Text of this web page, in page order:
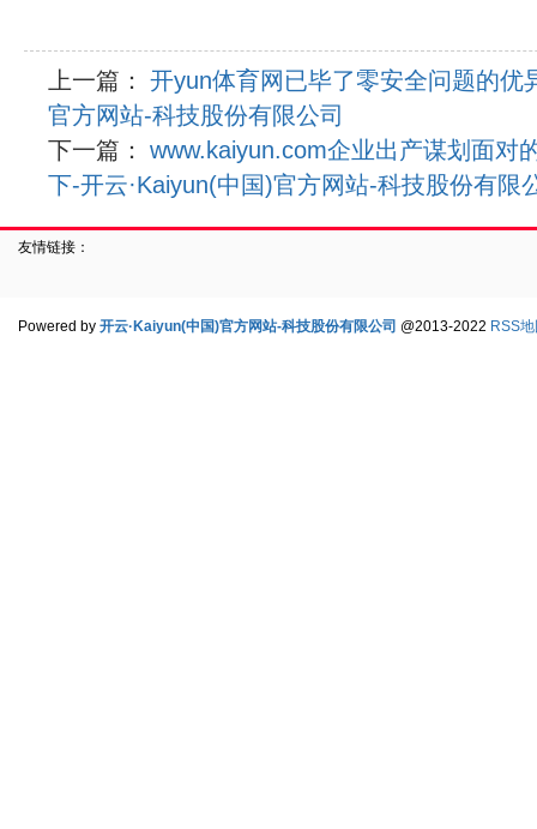
上一篇：
开yun体育网已毕了零安全问题的优
官方网站-科技股份有限公司
下一篇：
www.kaiyun.com企业出产谋划面对
下-开云·Kaiyun(中国)官方网站-科技股份有限
友情链接：
Powered by 开云·Kaiyun(中国)官方网站-科技股份有限公司 @2013-2022 RSS